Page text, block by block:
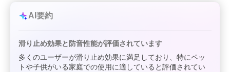
AI要約
滑り止め効果と防音性能が評価されています
多くのユーザーが滑り止め効果に満足しており、特にペッ
トや子供がいる家庭での使用に適していると評価されてい